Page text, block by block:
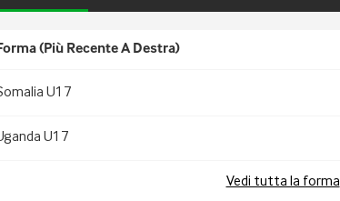
(più Recente A Destra)
U17
U17
Vedi tutta la forma